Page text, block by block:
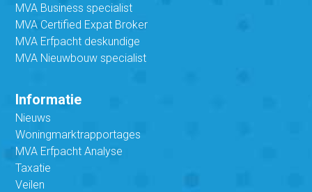
MVA Business specialist
MVA Certified Expat Broker
MVA Erfpacht deskundige
MVA Nieuwbouw specialist
Informatie
Nieuws
Woningmarktrapportages
MVA Erfpacht Analyse
Taxatie
Veilen